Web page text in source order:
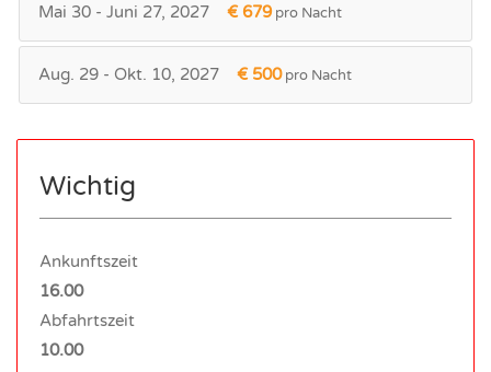
Mai 30 - Juni 27, 2027 € 679pro Nacht
Aug. 29 - Okt. 10, 2027 € 500pro Nacht
Wichtig
Ankunftszeit
16.00
Abfahrtszeit
10.00